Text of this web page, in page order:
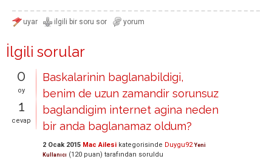
İlgili sorular
0
oy
1
cevap
Baskalarinin baglanabildigi,
benim de uzun zamandir sorunsuz
baglandigim internet agina neden
bir anda baglanamaz oldum?
2 Ocak 2015 Mac Ailesi kategorisinde Duygu92 Yeni
Kullanıcı (120 puan) tarafından soruldu